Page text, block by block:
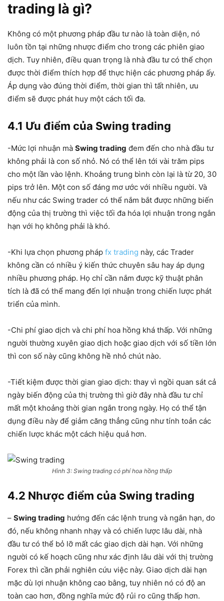
trading là gì?
Không có một phương pháp đầu tư nào là toàn diện, nó
luôn tồn tại những nhược điểm cho trong các phiên giao
dịch. Tuy nhiên, điều quan trọng là nhà đầu tư có thể chọn
được thời điểm thích hợp để thực hiện các phương pháp ấy.
Áp dụng vào đúng thời điểm, thời gian thì tất nhiên, ưu
điểm sẽ được phát huy một cách tối đa.
4.1 Ưu điểm của Swing trading
-Mức lợi nhuận mà Swing trading đem đến cho nhà đầu tư
không phải là con số nhỏ. Nó có thể lên tới vài trăm pips
cho một lần vào lệnh. Khoảng trung bình còn lại là từ 20, 30
pips trở lên. Một con số đáng mơ ước với nhiều người. Và
nếu như các Swing trader có thể nắm bắt được những biến
động của thị trường thì việc tối đa hóa lợi nhuận trong ngắn
hạn với họ không phải là khó.
-Khi lựa chọn phương pháp fx trading này, các Trader
không cần có nhiều ý kiến thức chuyên sâu hay áp dụng
nhiều phương pháp. Họ chỉ cần nắm được kỹ thuật phân
tích là đã có thể mang đến lợi nhuận trong chiến lược phát
triển của mình.
-Chi phí giao dịch và chi phí hoa hồng khá thấp. Với những
người thường xuyên giao dịch hoặc giao dịch với số tiền lớn
thì con số này cũng không hề nhỏ chút nào.
-Tiết kiệm được thời gian giao dịch: thay vì ngồi quan sát cả
ngày biến động của thị trường thì giờ đây nhà đầu tư chỉ
mất một khoảng thời gian ngắn trong ngày. Họ có thể tận
dụng điều này để giảm căng thẳng cũng như tính toản các
chiến lược khác một cách hiệu quả hơn.
Hình 3: Swing trading có phí hoa hồng thấp
4.2 Nhược điểm của Swing trading
– Swing trading hướng đến các lệnh trung và ngắn hạn, do
đó, nếu không nhanh nhạy và có chiến lược lâu dài, nhà
đầu tư có thể bỏ lỡ mất các giao dịch dài hạn. Với những
người có kế hoạch cũng như xác định lâu dài với thị trường
Forex thì cần phải nghiên cứu việc này. Giao dịch dài hạn
mặc dù lợi nhuận không cao bằng, tuy nhiên nó có độ an
toàn cao hơn, đồng nghĩa mức độ rủi ro cũng thấp hơn.